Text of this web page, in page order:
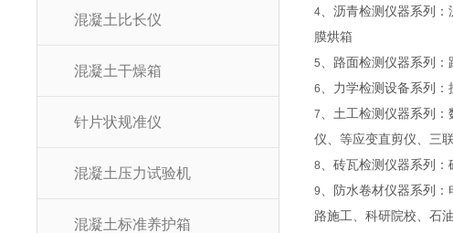
混凝土比长仪
混凝土干燥箱
针片状规准仪
混凝土压力试验机
混凝土标准养护箱
4、沥青检测仪器系列
膜烘箱
5、路面检测仪器系列
6、力学检测设备系列
7、土工检测仪器系列
仪、等应变直剪仪、三
8、砖瓦检测仪器系列
9、防水卷材仪器系列
路施工、科研院校、石